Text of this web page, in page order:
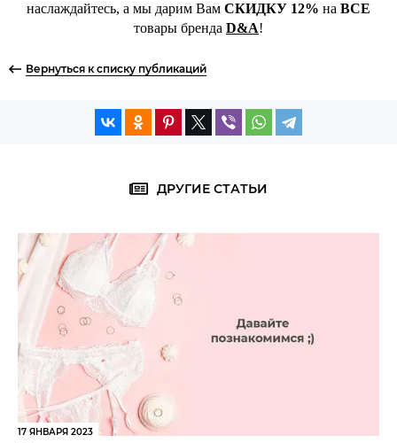
наслаждайтесь, а мы дарим Вам СКИДКУ 12% на ВСЕ
товары бренда D&A!
Вернуться к списку публикаций
ДРУГИЕ СТАТЬИ
17 ЯНВАРЯ 2023